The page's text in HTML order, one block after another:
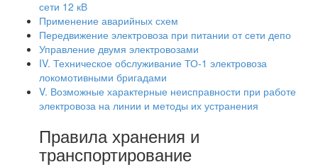
сети 12 кВ
Применение аварийных схем
Передвижение электровоза при питании от сети депо
Управление двумя электровозами
IV. Техническое обслуживание ТО-1 электровоза
локомотивными бригадами
V. Возможные характерные неисправности при работе
электровоза на линии и методы их устранения
Правила хранения и
транспортирование